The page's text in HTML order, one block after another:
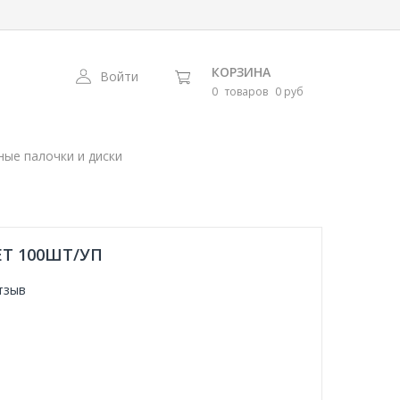
Войти КОРЗИНА
0 товаров 0 руб
палочки и диски
100ШТ/УП